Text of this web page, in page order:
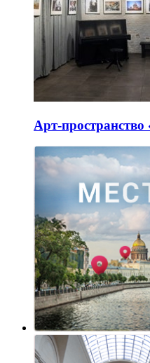
Арт-пространство